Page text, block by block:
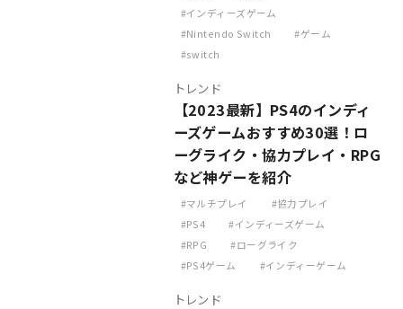
インディーズゲーム
Nintendo Switch
ゲーム
switch
トレンド
【2023最新】PS4のインディ
ーズゲームおすすめ30選！ロ
ーグライク・協力プレイ・RPG
など神ゲーを紹介
マルチプレイ
協力プレイ
PS4
インディーズゲーム
RPG
ローグライク
PS4ゲーム
インディーゲーム
トレンド